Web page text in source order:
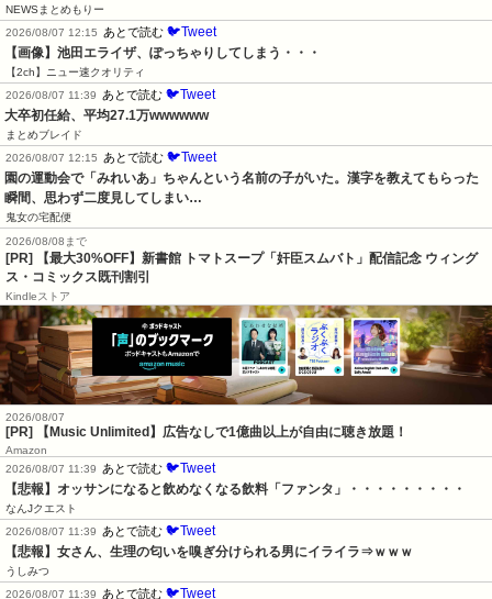
NEWSまとめもりー
2026/08/07 12:15
あとで読む 🐦Tweet
【画像】池田エライザ、ぽっちゃりしてしまう・・・
【2ch】ニュー速クオリティ
2026/08/07 11:39
あとで読む 🐦Tweet
大卒初任給、平均27.1万wwwwww
まとめブレイド
2026/08/07 12:15
あとで読む 🐦Tweet
園の運動会で「みれいあ」ちゃんという名前の子がいた。漢字を教えてもらった
瞬間、思わず二度見してしまい…
鬼女の宅配便
2026/08/08まで
[PR] 【最大30%OFF】新書館 トマトスープ「奸臣スムバト」配信記念 ウィング
ス・コミックス既刊割引
Kindleストア
2026/08/07
[PR] 【Music Unlimited】広告なしで1億曲以上が自由に聴き放題！
Amazon
2026/08/07 11:39
あとで読む 🐦Tweet
【悲報】オッサンになると飲めなくなる飲料「ファンタ」・・・・・・・・・
なんJクエスト
2026/08/07 11:39
あとで読む 🐦Tweet
【悲報】女さん、生理の匂いを嗅ぎ分けられる男にイライラ⇒ｗｗｗ
うしみつ
2026/08/07 11:39
あとで読む 🐦Tweet